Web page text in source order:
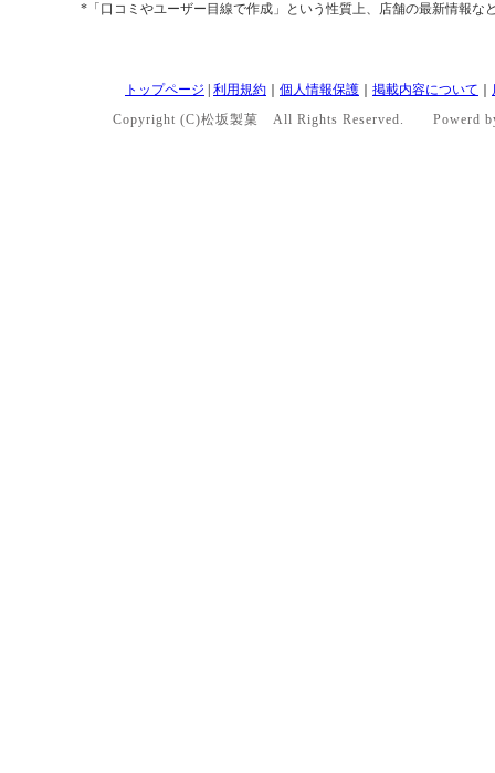
*「口コミやユーザー目線で作成」という性質上、店舗の最新情報
トップページ 利用規約 個人情報保護 掲載内容について
Copyright (C)松坂製菓 All Rights Reserved. Powerd